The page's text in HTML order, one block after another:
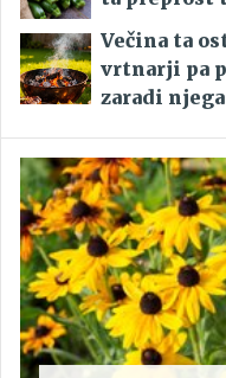
Večina ta
vrtnarji pa
zaradi